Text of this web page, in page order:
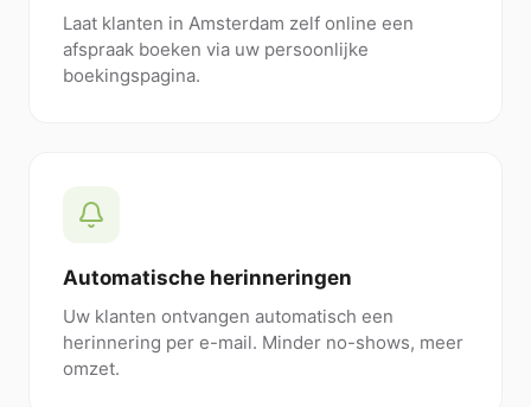
Laat klanten in Amsterdam zelf online een
afspraak boeken via uw persoonlijke
boekingspagina.
Automatische herinneringen
Uw klanten ontvangen automatisch een
herinnering per e-mail. Minder no-shows, meer
omzet.